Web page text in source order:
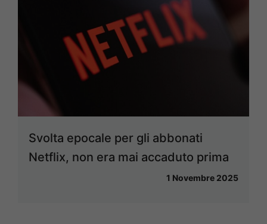
Svolta epocale per gli abbonati
Netflix, non era mai accaduto prima
1 Novembre 2025